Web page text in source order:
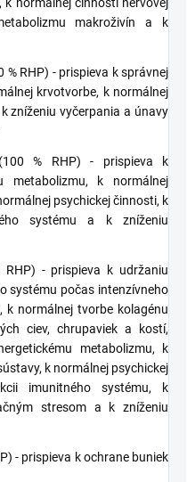
k normálnej činnosti nervovej
makroživín a k
% RHP) - prispieva k správnej
krvotvorbe, k normálnej
zníženiu vyčerpania a únavy
% RHP) - prispieva k
metabolizmu, k normálnej
psychickej činnosti, k
systému a k zníženiu
- prispieva k udržaniu
systému počas intenzívneho
normálnej tvorbe kolagénu
ciev, chrupaviek a kostí,
metabolizmu, k
k normálnej psychickej
imunitného systému, k
stresom a k zníženiu
- prispieva k ochrane buniek